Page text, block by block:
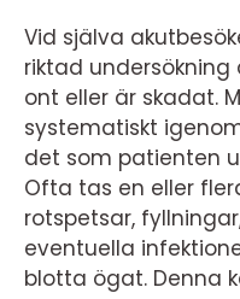
Vid själva
riktad
ont eller är skadat.
systematiskt
det som patienten
Ofta tas en eller
rotspetsar,
eventuella
blotta ögat. Denna